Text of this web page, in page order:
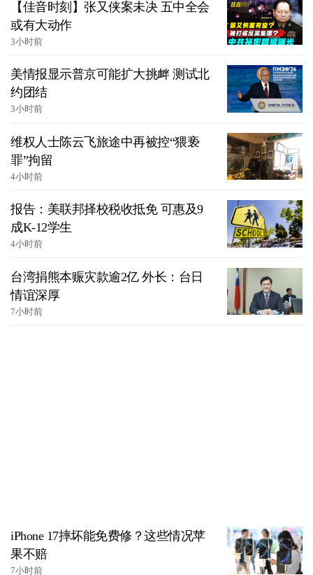
【佳音时刻】张又侠案未决 五中全会
或有大动作
3小时前
美情报显示普京可能扩大挑衅 测试北
约团结
3小时前
维权人士陈云飞旅途中再被控“猥亵
罪”拘留
4小时前
报告：美联邦择校税收抵免 可惠及9
成K-12学生
4小时前
台湾捐熊本赈灾款逾2亿 外长：台日
情谊深厚
7小时前
iPhone 17摔坏能免费修？这些情况苹
果不赔
7小时前